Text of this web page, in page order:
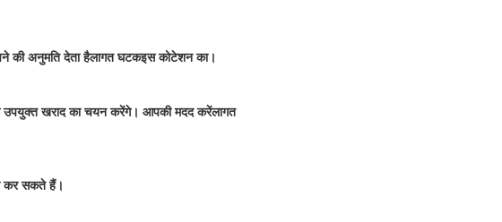
की अनुमति देता हैलागत घटकइस कोटेशन का।
उपयुक्त खराद का चयन करेंगे। आपकी मदद करेंलागत
कर सकते हैं।